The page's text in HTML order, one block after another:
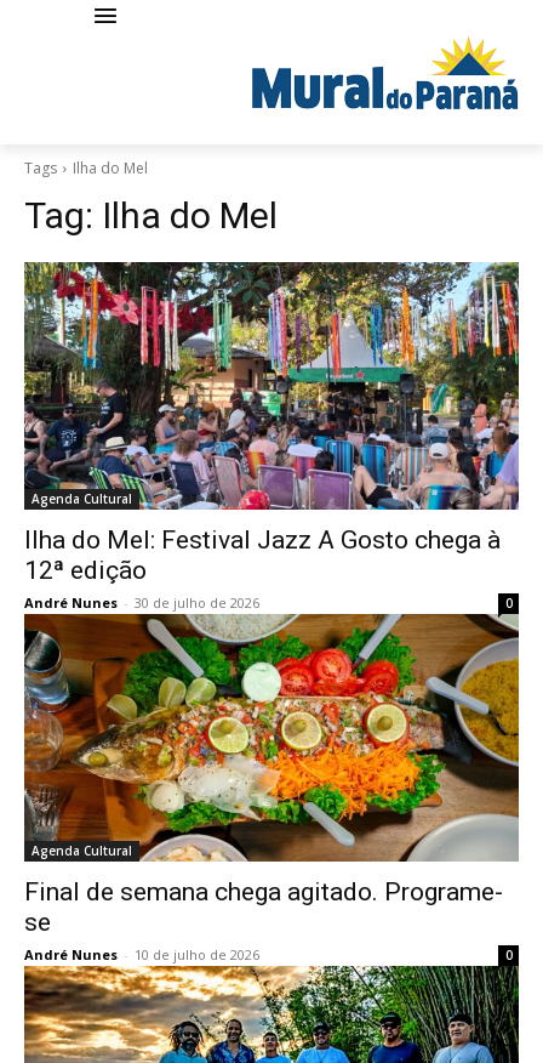
Tags Ilha do Mel
Tag: Ilha do Mel
Agenda Cultural
Ilha do Mel: Festival Jazz A Gosto chega à
12ª edição
André Nunes - 30 de julho de 2026 0
Agenda Cultural
Final de semana chega agitado. Programe-
se
André Nunes - 10 de julho de 2026 0